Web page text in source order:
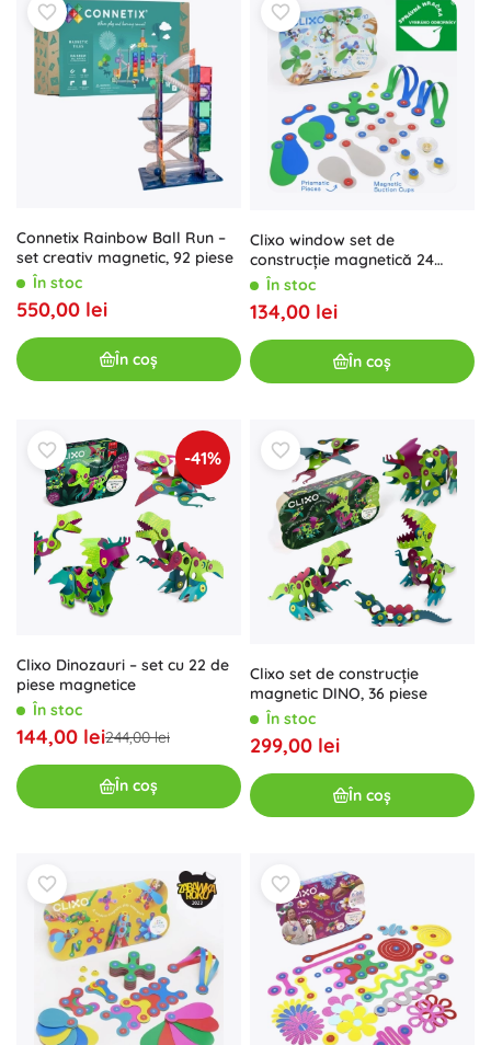
Connetix Rainbow Ball Run –
set creativ magnetic, 92 piese
În stoc
550,00 lei
În coș
Clixo window set de
construcție magnetică 24
piese
În stoc
134,00 lei
În coș
-41%
Clixo Dinozauri – set cu 22 de
piese magnetice
În stoc
144,00 lei244,00 lei
În coș
Clixo set de construcție
magnetic DINO, 36 piese
În stoc
299,00 lei
În coș